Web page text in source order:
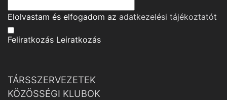
Elolvastam és elfogadom az adatkezelési tájékoztatót
Feliratkozás Leiratkozás
TÁRSSZERVEZETEK
KÖZÖSSÉGI KLUBOK